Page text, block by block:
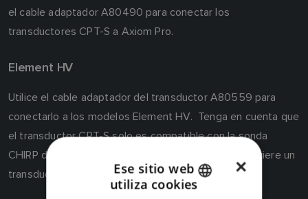
el cable adaptador A80490 para conectar los
transductores CPT-S a Axiom Pro.
Element HV
Utilice el cable adaptador del transductor A80559 para
conectarlo a los modelos Element HV. Tenga en cuenta que
el transductor CPT-S solo es compatible con la sonda
CHIRP de alta frecuencia. La sonda HyperVision requiere un
transductor de la serie HV.
ENGLISH
×
Ese sitio web
utiliza cookies